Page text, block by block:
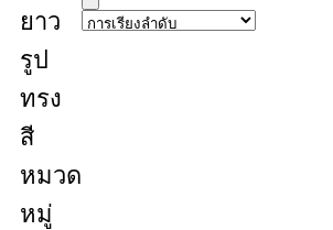
ยาว
รูป
ทรง
สี
หมวด
หมู่